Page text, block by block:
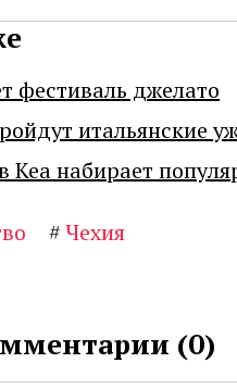
фестиваль джелато
итальянские
Кеа набирает
#Чехия
(0)